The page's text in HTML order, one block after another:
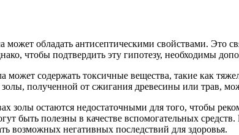
может обладать антисептическими свойствами. Это
чтобы подтвердить эту гипотезу, необходимы
может содержать токсичные вещества, такие как
полученной от сжигания древесины или трав,
золы остаются недостаточными для того, чтобы
быть полезны в качестве вспомогательных
возможных негативных последствий для здоровья.